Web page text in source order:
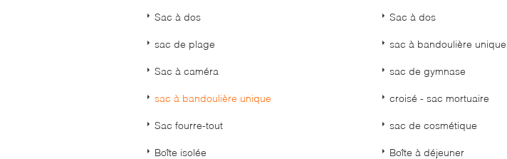
Sac à dos Sac à dos
sac de plage sac à bandoulière unique
Sac à caméra sac de gymnase
sac à bandoulière unique croisé - sac mortuaire
Sac fourre-tout sac de cosmétique
Boîte isolée Boîte à déjeuner